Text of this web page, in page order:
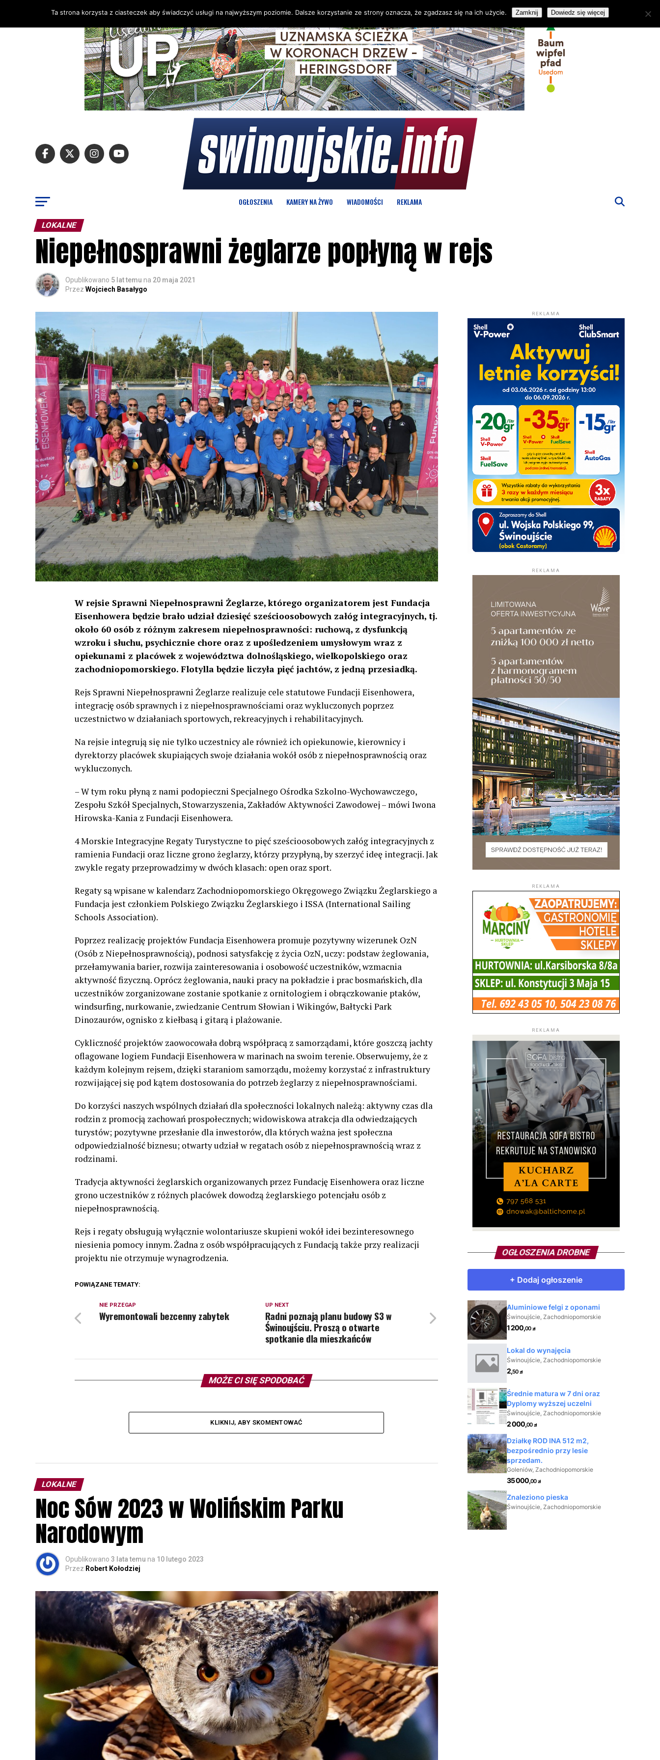
OGŁOSZENIA KAMERY NA ŻYWO WIADOMOŚCI REKLAMA
LOKALNE
Niepełnosprawni żeglarze popłyną w rejs
Opublikowano 5 lat temu na 20 maja 2021
Przez Wojciech Basałygo
W rejsie Sprawni Niepełnosprawni Żeglarze, którego organizatorem jest Fundacja
Eisenhowera będzie brało udział dziesięć sześcioosobowych załóg integracyjnych, tj.
około 60 osób z różnym zakresem niepełnosprawności: ruchową, z dysfunkcją
wzroku i słuchu, psychicznie chore oraz z upośledzeniem umysłowym wraz z
opiekunami z placówek z województwa dolnośląskiego, wielkopolskiego oraz
zachodniopomorskiego. Flotylla będzie liczyła pięć jachtów, z jedną przesiadką.
Rejs Sprawni Niepełnosprawni Żeglarze realizuje cele statutowe Fundacji Eisenhowera,
integrację osób sprawnych i z niepełnosprawnościami oraz wykluczonych poprzez
uczestnictwo w działaniach sportowych, rekreacyjnych i rehabilitacyjnych.
Na rejsie integrują się nie tylko uczestnicy ale również ich opiekunowie, kierownicy i
dyrektorzy placówek skupiających swoje działania wokół osób z niepełnosprawnością oraz
wykluczonych.
– W tym roku płyną z nami podopieczni Specjalnego Ośrodka Szkolno-Wychowawczego,
Zespołu Szkół Specjalnych, Stowarzyszenia, Zakładów Aktywności Zawodowej – mówi Iwona
Hirowska-Kania z Fundacji Eisenhowera.
4 Morskie Integracyjne Regaty Turystyczne to pięć sześcioosobowych załóg integracyjnych z
ramienia Fundacji oraz liczne grono żeglarzy, którzy przypłyną, by szerzyć ideę integracji. Jak
zwykle regaty przeprowadzimy w dwóch klasach: open oraz sport.
Regaty są wpisane w kalendarz Zachodniopomorskiego Okręgowego Związku Żeglarskiego a
Fundacja jest członkiem Polskiego Związku Żeglarskiego i ISSA (International Sailing
Schools Association).
Poprzez realizację projektów Fundacja Eisenhowera promuje pozytywny wizerunek OzN
(Osób z Niepełnosprawnością), podnosi satysfakcję z życia OzN, uczy: podstaw żeglowania,
przełamywania barier, rozwija zainteresowania i osobowość uczestników, wzmacnia
aktywność fizyczną. Oprócz żeglowania, nauki pracy na pokładzie i prac bosmańskich, dla
uczestników zorganizowane zostanie spotkanie z ornitologiem i obrączkowanie ptaków,
windsurfing, nurkowanie, zwiedzanie Centrum Słowian i Wikingów, Bałtycki Park
Dinozaurów, ognisko z kiełbasą i gitarą i plażowanie.
Cykliczność projektów zaowocowała dobrą współpracą z samorządami, które goszczą jachty
oflagowane logiem Fundacji Eisenhowera w marinach na swoim terenie. Obserwujemy, że z
każdym kolejnym rejsem, dzięki staraniom samorządu, możemy korzystać z infrastruktury
rozwijającej się pod kątem dostosowania do potrzeb żeglarzy z niepełnosprawnościami.
Do korzyści naszych wspólnych działań dla społeczności lokalnych należą: aktywny czas dla
rodzin z promocją zachowań prospołecznych; widowiskowa atrakcja dla odwiedzających
turystów; pozytywne przesłanie dla inwestorów, dla których ważna jest społeczna
odpowiedzialność biznesu; otwarty udział w regatach osób z niepełnosprawnością wraz z
rodzinami.
Tradycja aktywności żeglarskich organizowanych przez Fundację Eisenhowera oraz liczne
grono uczestników z różnych placówek dowodzą żeglarskiego potencjału osób z
niepełnosprawnością.
Rejs i regaty obsługują wyłącznie wolontariusze skupieni wokół idei bezinteresownego
niesienia pomocy innym. Żadna z osób współpracujących z Fundacją także przy realizacji
projektu nie otrzymuje wynagrodzenia.
POWIĄZANE TEMATY:
UP NEXT
Radni poznają planu budowy S3 w
Świnoujściu. Proszą o otwarte
spotkanie dla mieszkańców
NIE PRZEGAP
Wyremontowali bezcenny zabytek
MOŻE CI SIĘ SPODOBAĆ
KLIKNIJ, ABY SKOMENTOWAĆ
LOKALNE
Noc Sów 2023 w Wolińskim Parku
Narodowym
Opublikowano 3 lata temu na 10 lutego 2023
Przez Robert Kołodziej
REKLAMA
REKLAMA
REKLAMA
REKLAMA
OGŁOSZENIA DROBNE
Ta strona korzysta z ciasteczek aby świadczyć usługi na najwyższym poziomie. Dalsze korzystanie ze strony oznacza, że zgadzasz się na ich użycie. Zamknij Dowiedz się więcej